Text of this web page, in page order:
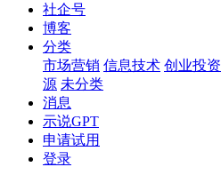
社企号
博客
分类
市场营销 信息技术 创业投资
源 未分类
消息
示说GPT
申请试用
登录